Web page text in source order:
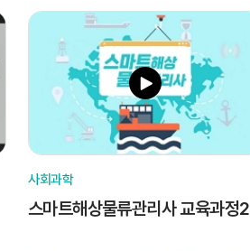
사회과학
스마트해상물류관리사 교육과정2